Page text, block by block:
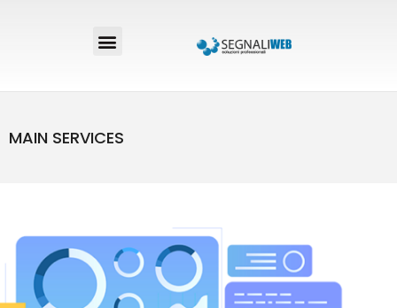
MAIN SERVICES